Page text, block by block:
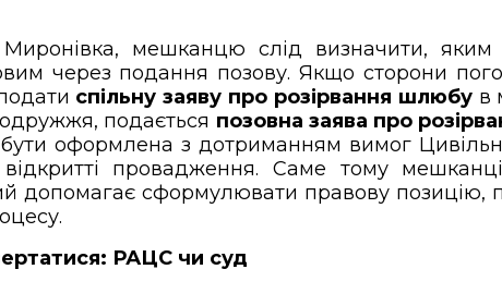
Миронівка, мешканцю слід визначити,
через подання позову. Якщо сторони
спільну заяву про розірвання шлюбув
подається позовна заява про
оформлена з дотриманням вимог
провадження. Саме тому
допомагає сформулювати правову позицію,
РАЦС чи суд